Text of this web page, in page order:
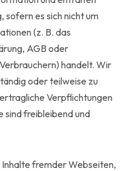
sofern es sich nicht um
(z. B. das
AGB oder
handelt. Wir
oder teilweise zu
Verpflichtungen
freibleibend und
fremder Webseiten,